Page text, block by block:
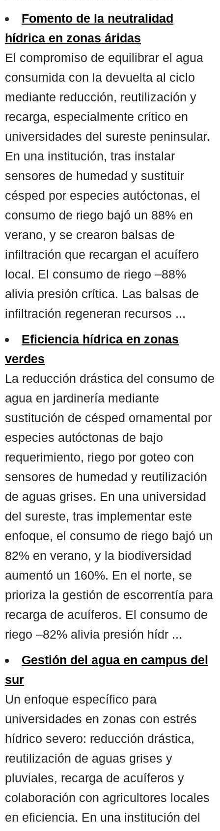
Fomento de la neutralidad
hídrica en zonas áridas
El compromiso de equilibrar el agua
consumida con la devuelta al ciclo
mediante reducción, reutilización y
recarga, especialmente crítico en
universidades del sureste peninsular.
En una institución, tras instalar
sensores de humedad y sustituir
césped por especies autóctonas, el
consumo de riego bajó un 88% en
verano, y se crearon balsas de
infiltración que recargan el acuífero
local. El consumo de riego –88%
alivia presión crítica. Las balsas de
infiltración regeneran recursos ...
Eficiencia hídrica en zonas
verdes
La reducción drástica del consumo de
agua en jardinería mediante
sustitución de césped ornamental por
especies autóctonas de bajo
requerimiento, riego por goteo con
sensores de humedad y reutilización
de aguas grises. En una universidad
del sureste, tras implementar este
enfoque, el consumo de riego bajó un
82% en verano, y la biodiversidad
aumentó un 160%. En el norte, se
prioriza la gestión de escorrentía para
recarga de acuíferos. El consumo de
riego –82% alivia presión hídr ...
Gestión del agua en campus del
sur
Un enfoque específico para
universidades en zonas con estrés
hídrico severo: reducción drástica,
reutilización de aguas grises y
pluviales, recarga de acuíferos y
colaboración con agricultores locales
en eficiencia. En una institución del